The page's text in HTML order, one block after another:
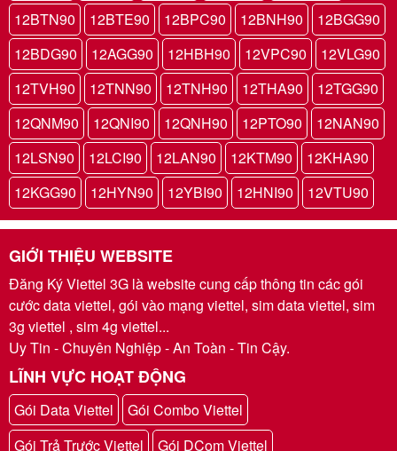
12BTN90
12BTE90 12BPC90 12BNH90
12BGG90
12BDG90
12AGG90 12HBH90 12VPC90
12VLG90
12TVH90
12TNN90 12TNH90 12THA90
12TGG90
12QNM90
12QNI90 12QNH90 12PTO90
12NAN90
12LSN90
12LCI90 12LAN90 12KTM90
12KHA90
12KGG90
12HYN90 12YBI90 12HNI90 12VTU90
GIỚI THIỆU WEBSITE
Đăng Ký Viettel 3G là website cung cấp thông tin các gói
cước data viettel, gói vào mạng viettel, sim data viettel, sim
3g viettel , sim 4g viettel...
Uy Tin - Chuyên Nghiệp - An Toàn - Tin Cậy.
LĨNH VỰC HOẠT ĐỘNG
Gói Data Viettel
Gói Combo Viettel
Gói Trả Trước Viettel
Gói DCom Viettel